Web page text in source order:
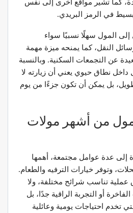
جدة، كما تشير مواقع أخرى إلى نفس
بسيط في الرمز البريدي.
المول سهلًا نسبيًا سواء
النقل، كما يمنحه ميزة مهمة
عن التجمعات السكنية. وبالنسبة
داخل نطاق حيوي يعني أن زيارته لا
بل يمكن أن تكون جزءًا من يوم
مول من أشهر مولات
عدة عوامل مجتمعة، أهمها
وتوفر خيارات الترفيه والطعام.
تناسب شرائح مختلفة، ولا
أو التجربة الراقية جدًا، بل
تخدم احتياجات يومية وعائلية